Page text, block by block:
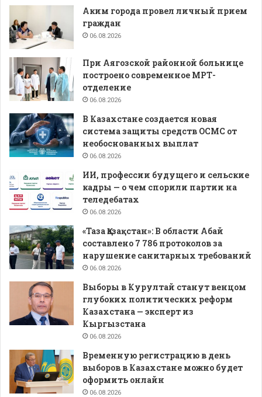
Аким города провел личный прием
граждан
06.08.2026
При Аягозской районной больнице
построено современное МРТ-
отделение
06.08.2026
В Казахстане создается новая
система защиты средств ОСМС от
необоснованных выплат
06.08.2026
ИИ, профессии будущего и сельские
кадры — о чем спорили партии на
теледебатах
06.08.2026
«Таза Қазақстан»: В области Абай
составлено 7 786 протоколов за
нарушение санитарных требований
06.08.2026
Выборы в Курултай станут венцом
глубоких политических реформ
Казахстана — эксперт из
Кыргызстана
06.08.2026
Временную регистрацию в день
выборов в Казахстане можно будет
оформить онлайн
06.08.2026